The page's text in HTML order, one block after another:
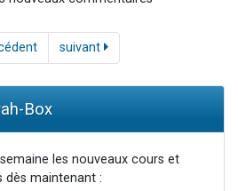
suivant
Box
les nouveaux cours et
dès maintenant :